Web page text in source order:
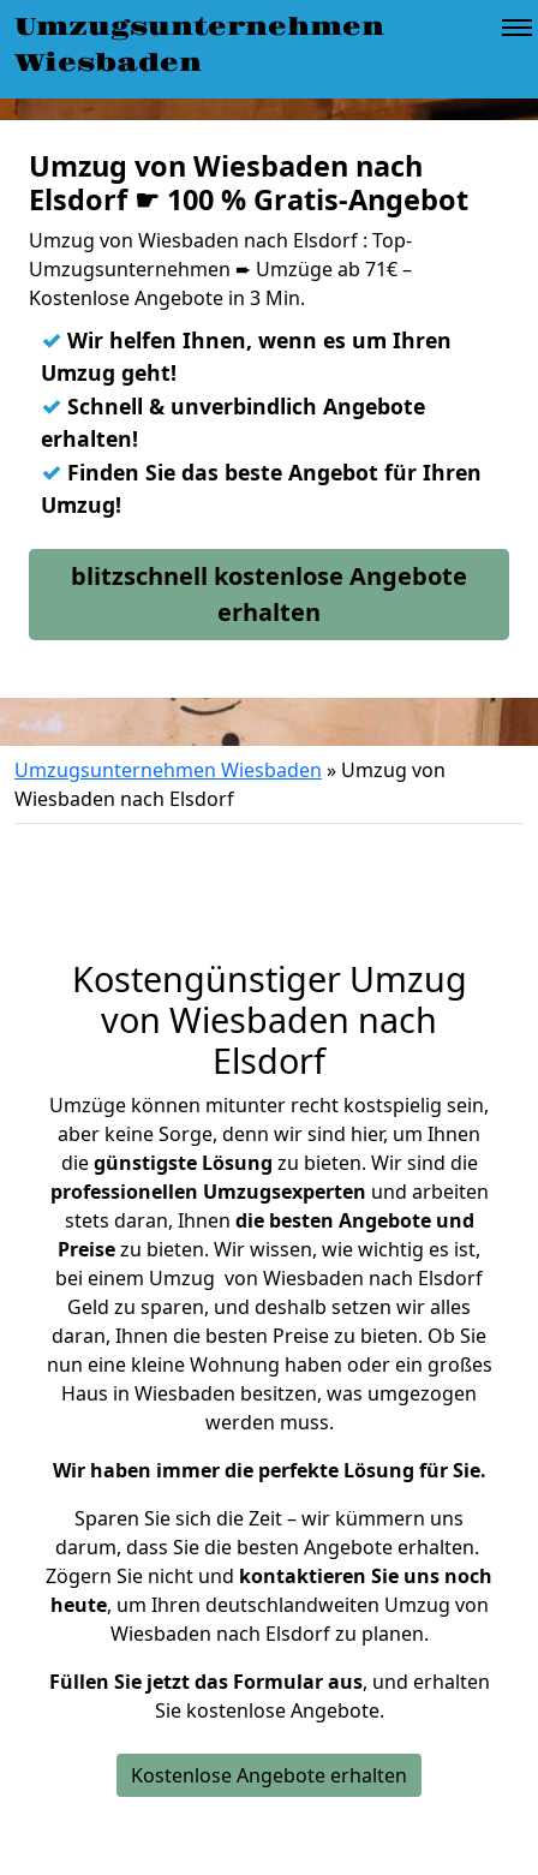
Umzugsunternehmen
Wiesbaden
Umzug von Wiesbaden nach
Elsdorf ☛ 100 % Gratis-Angebot
Umzug von Wiesbaden nach Elsdorf : Top-
Umzugsunternehmen ➨ Umzüge ab 71€ –
Kostenlose Angebote in 3 Min.
✓ Wir helfen Ihnen, wenn es um Ihren
Umzug geht!
✓ Schnell & unverbindlich Angebote
erhalten!
✓ Finden Sie das beste Angebot für Ihren
Umzug!
blitzschnell kostenlose Angebote
erhalten
Umzugsunternehmen Wiesbaden » Umzug von
Wiesbaden nach Elsdorf
Kostengünstiger Umzug
von Wiesbaden nach
Elsdorf
Umzüge können mitunter recht kostspielig sein,
aber keine Sorge, denn wir sind hier, um Ihnen
diegünstigste Lösung zu bieten. Wir sind die
professionellen Umzugsexperten und arbeiten
stets daran, Ihnen die besten Angebote und
Preisezu bieten. Wir wissen, wie wichtig es ist,
bei einem Umzug von Wiesbaden nach Elsdorf
Geld zu sparen, und deshalb setzen wir alles
daran, Ihnen die besten Preise zu bieten. Ob Sie
nun eine kleine Wohnung haben oder ein großes
Haus in Wiesbaden besitzen, was umgezogen
werden muss.
Wir haben immer die perfekte Lösung für Sie.
Sparen Sie sich die Zeit – wir kümmern uns
darum, dass Sie die besten Angebote erhalten.
Zögern Sie nicht und kontaktieren Sie uns noch
heute, um Ihren deutschlandweiten Umzug von
Wiesbaden nach Elsdorf zu planen.
Füllen Sie jetzt das Formular aus, und erhalten
Sie kostenlose Angebote.
Kostenlose Angebote erhalten